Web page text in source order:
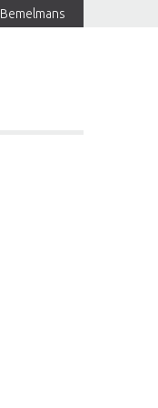
Bemelmans